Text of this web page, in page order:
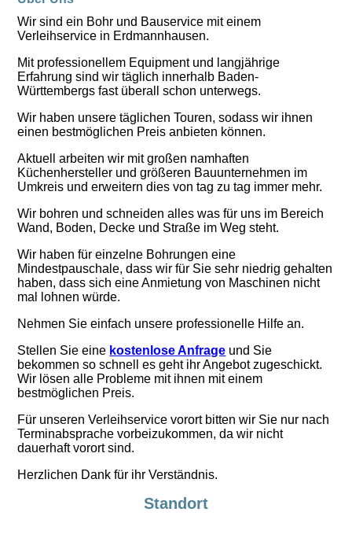
Wir sind ein Bohr und Bauservice mit einem
Verleihservice in Erdmannhausen.
Mit professionellem Equipment und langjährige
Erfahrung sind wir täglich innerhalb Baden-
Württembergs fast überall schon unterwegs.
Wir haben unsere täglichen Touren, sodass wir ihnen
einen bestmöglichen Preis anbieten können.
Aktuell arbeiten wir mit großen namhaften
Küchenhersteller und größeren Bauunternehmen im
Umkreis und erweitern dies von tag zu tag immer mehr.
Wir bohren und schneiden alles was für uns im Bereich
Wand, Boden, Decke und Straße im Weg steht.
Wir haben für einzelne Bohrungen eine
Mindestpauschale, dass wir für Sie sehr niedrig gehalten
haben, dass sich eine Anmietung von Maschinen nicht
mal lohnen würde.
Nehmen Sie einfach unsere professionelle Hilfe an.
Stellen Sie eine kostenlose Anfrage und Sie
bekommen so schnell es geht ihr Angebot zugeschickt.
Wir lösen alle Probleme mit ihnen mit einem
bestmöglichen Preis.
Für unseren Verleihservice vorort bitten wir Sie nur nach
Terminabsprache vorbeizukommen, da wir nicht
dauerhaft vorort sind.
Herzlichen Dank für ihr Verständnis.
Standort